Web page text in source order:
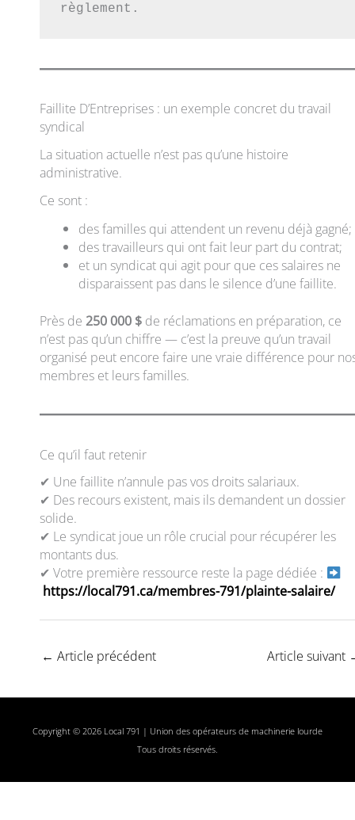
règlement.
Faillite D’Entreprises : un exemple concret du travail
syndical
La situation actuelle n’est pas qu’une histoire
administrative.
Ce sont :
des familles qui attendent un revenu déjà gagné;
des travailleurs qui ont fait leur part du contrat;
et un syndicat qui agit pour que ces salaires ne
disparaissent pas dans le silence d’une faillite.
Près de 250 000 $ de réclamations en préparation, ce
n’est pas qu’un chiffre — c’est la preuve qu’un travail
organisé peut encore faire une vraie différence pour
membres et leurs familles.
Ce qu’il faut retenir
✔ Une faillite n’annule pas vos droits salariaux.
✔ Des recours existent, mais ils demandent un dossier
solide.
✔ Le syndicat joue un rôle crucial pour récupérer les
montants dus.
✔ Votre première ressource reste la page dédiée :
https://local791.ca/membres-791/plainte-salaire/
← Article précédent Article suivant
Copyright © 2026 Local 791 | Union des opérateurs de machinerie lourde
Tous droits réservés.